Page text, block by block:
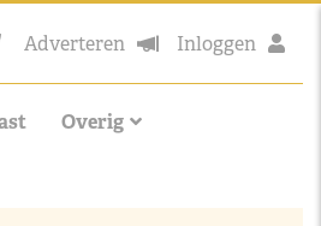
Adverteren Inloggen
Overig